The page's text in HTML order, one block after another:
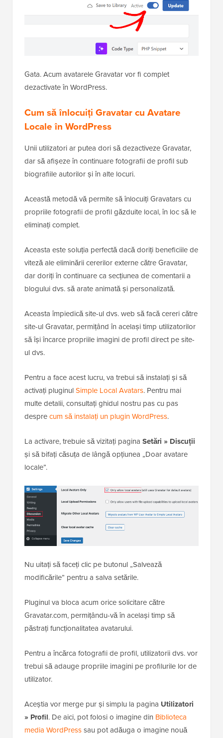
Gata. Acum avatarele Gravatar vor fi complet
dezactivate în WordPress.
Cum să înlocuiți Gravatar cu Avatare
Locale în WordPress
Unii utilizatori ar putea dori să dezactiveze Gravatar,
dar să afișeze în continuare fotografii de profil sub
biografiile autorilor și în alte locuri.
Această metodă vă permite să înlocuiți Gravatars cu
propriile fotografii de profil găzduite local, în loc să le
eliminați complet.
Aceasta este soluția perfectă dacă doriți beneficiile de
viteză ale eliminării cererilor externe către Gravatar,
dar doriți în continuare ca secțiunea de comentarii a
blogului dvs. să arate animată și personalizată.
Aceasta împiedică site-ul dvs. web să facă cereri către
site-ul Gravatar, permițând în același timp utilizatorilor
să își încarce propriile imagini de profil direct pe site-
ul dvs.
Pentru a face acest lucru, va trebui să instalați și să
activați pluginulSimple Local Avatars. Pentru mai
multe detalii, consultați ghidul nostru pas cu pas
desprecum să instalați un plugin WordPress.
La activare, trebuie să vizitați pagina Setări » Discuții
și să bifați căsuța de lângă opțiunea „Doar avatare
locale”.
Nu uitați să faceți clic pe butonul „Salvează
modificările” pentru a salva setările.
Pluginul va bloca acum orice solicitare către
Gravatar.com, permițându-vă în același timp să
păstrați funcționalitatea avatarului.
Pentru a încărca fotografii de profil, utilizatorii dvs. vor
trebui să adauge propriile imagini pe profilurile lor de
utilizator.
Aceștia vor merge pur și simplu la pagina Utilizatori
» Profil. De aici, pot folosi o imagine din Biblioteca
media WordPresssau pot adăuga o imagine nouă